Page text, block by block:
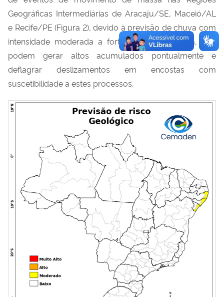
Geográficas Intermediárias de Aracaju/SE, Maceió/AL
e Recife/PE (Figura 2), devido à previsão de chuva com
intensidade moderada a forte ao longo do dia, que
podem gerar altos acumulados pontualmente e
deflagrar deslizamentos em encostas com
suscetibilidade a estes processos.